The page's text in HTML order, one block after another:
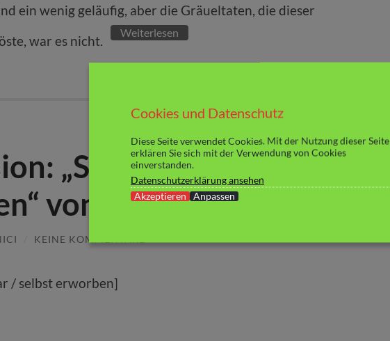
ein wenig geläufig, aber die Gräueltaten, die dieser
war es nicht.
Weiterlesen
„Sand, Strand &
von Sir D. Smith
KEINE KOMMENTARE
/ selbst erworben]
Cookies und Datenschutz
Diese Seite verwendet Cookies. Mit der Nutzung dieser Seite
erklären Sie sich mit der Verwendung von Cookies
einverstanden.
Datenschutzerklärung ansehen
Akzeptieren
Anpassen